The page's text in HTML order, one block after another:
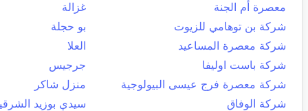
معصرة أم الجنة
غزالة
شركة بن توهامي للزيوت
بو حجلة
شركة معصرة المساعيد
العلا
شركة باست اوليفا
جرجيس
شركة معصرة فرج عيسى البيولوجية
منزل شاكر
شركة الوفاق
سيدي بوزيد